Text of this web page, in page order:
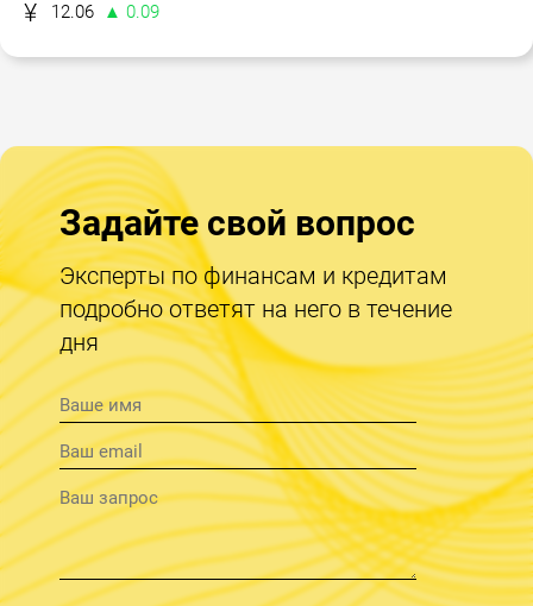
12.06
▲ 0.09
Задайте свой вопрос
Эксперты по финансам и кредитам
подробно ответят на него в течение
дня